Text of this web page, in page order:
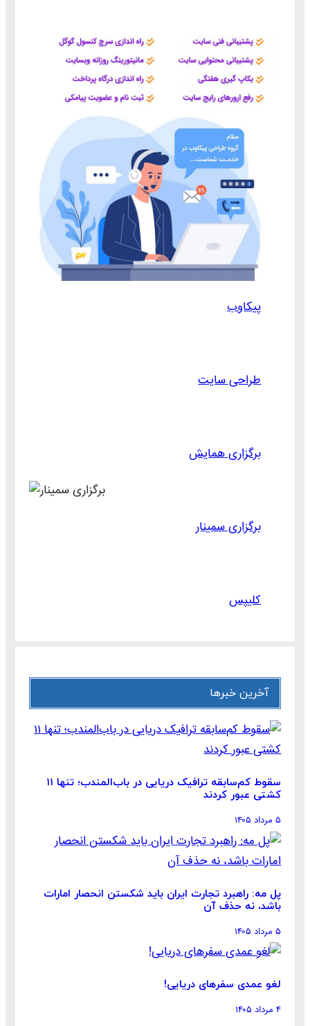
پیکاوب
طراحی سایت
برگزاری همایش
برگزاری سمینار
کلیپس
آخرین خبرها
سقوط کم‌سابقه ترافیک دریایی در باب‌المندب؛ تنها ۱۱
کشتی عبور کردند
۵ مرداد ۱۴۰۵
پل مه: راهبرد تجارت ایران باید شکستن انحصار امارات
باشد، نه حذف آن
۵ مرداد ۱۴۰۵
لغو عمدی سفرهای دریایی!
۴ مرداد ۱۴۰۵